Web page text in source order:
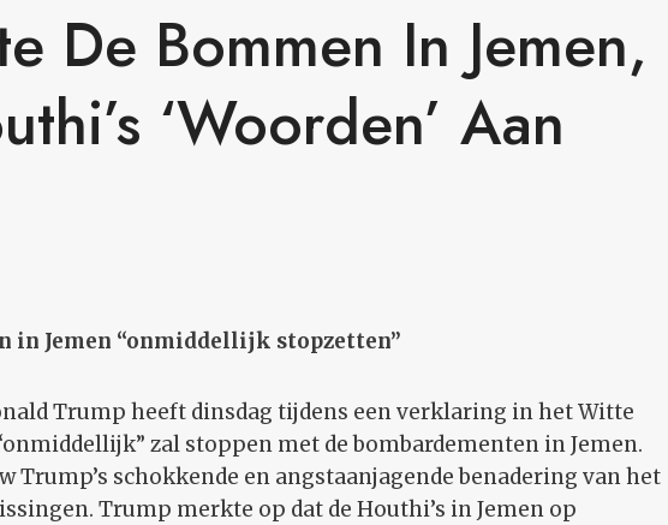
De Bommen In Jemen,
‘woorden’ Aan
in Jemen “onmiddellijk stopzetten”
Trump heeft dinsdag tijdens een verklaring in het Witte
zal stoppen met de bombardementen in Jemen.
Trump’s schokkende en angstaanjagende benadering van het
Trump merkte op dat de Houthi’s in Jemen op